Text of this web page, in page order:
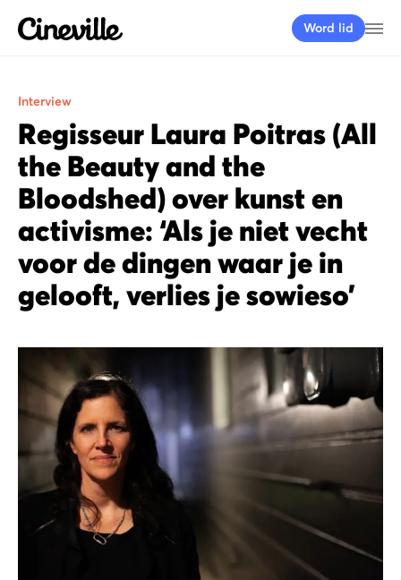
Cineville Logo
Word lid
Interview
Regisseur Laura Poitras (All
the Beauty and the
Bloodshed) over kunst en
activisme: ‘Als je niet vecht
voor de dingen waar je in
gelooft, verlies je sowieso’